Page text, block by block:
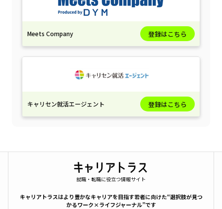
Meets Company 登録はこちら
キャリセン就活エージェント 登録はこちら
就職・転職に役立つ情報サイト
キャリアトラスはより豊かなキャリアを目指す若者に向けた“選択肢が見つ
かるワーク×ライフジャーナル”です